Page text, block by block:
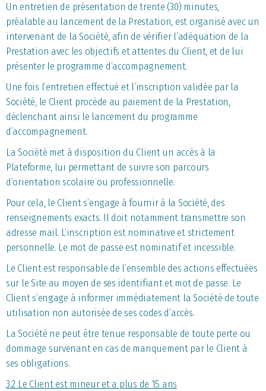
Un entretien de présentation de trente (30) minutes,
préalable au lancement de la Prestation, est organisé avec un
intervenant de la Société, afin de vérifier l’adéquation de la
Prestation avec les objectifs et attentes du Client, et de lui
présenter le programme d’accompagnement.
Une fois l’entretien effectué et l’inscription validée par la
Société, le Client procède au paiement de la Prestation,
déclenchant ainsi le lancement du programme
d’accompagnement.
La Société met à disposition du Client un accès à la
Plateforme, lui permettant de suivre son parcours
d’orientation scolaire ou professionnelle.
Pour cela, le Client s’engage à fournir à la Société, des
renseignements exacts. Il doit notamment transmettre son
adresse mail. L’inscription est nominative et strictement
personnelle. Le mot de passe est nominatif et incessible.
Le Client est responsable de l’ensemble des actions effectuées
sur le Site au moyen de ses identifiant et mot de passe. Le
Client s’engage à informer immédiatement la Société de toute
utilisation non autorisée de ses codes d’accès.
La Société ne peut être tenue responsable de toute perte ou
dommage survenant en cas de manquement par le Client à
ses obligations.
3.2 Le Client est mineur et a plus de 15 ans